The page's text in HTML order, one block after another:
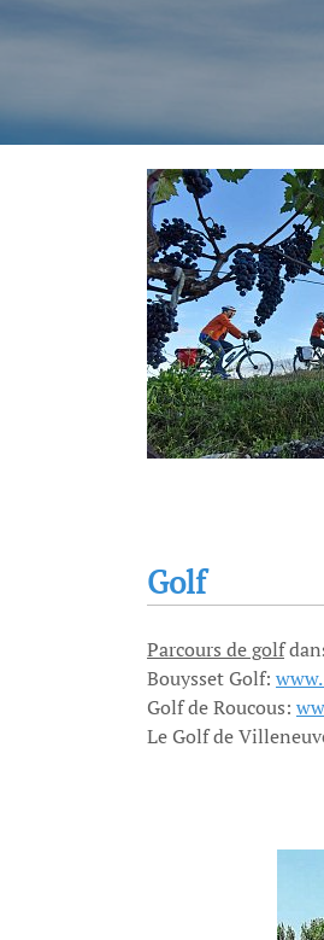
Golf
Parcours de golf
Bouysset Golf:
Golf de Roucous:
Le Golf de